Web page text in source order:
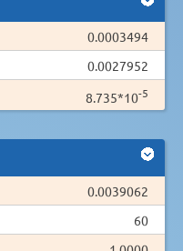
0.0003494
0.0027952
8.735*10-5
0.0039062
60